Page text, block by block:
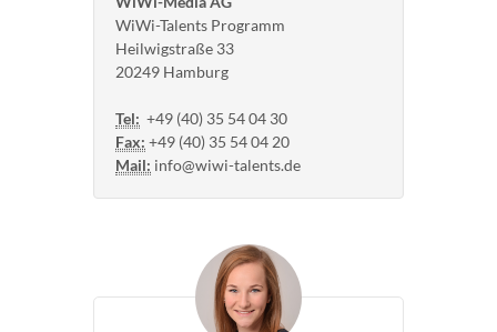
WiWi-Talents Programm
Heilwigstraße 33
20249 Hamburg
Tel: +49 (40) 35 54 04 30
Fax: +49 (40) 35 54 04 20
Mail: info@wiwi-talents.de